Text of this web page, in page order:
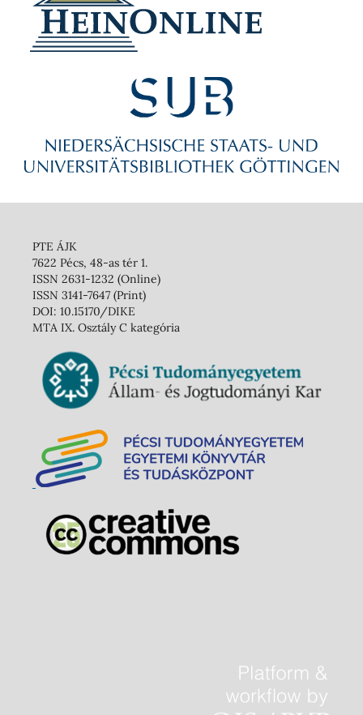
PTE ÁJK
7622 Pécs, 48-as tér 1.
ISSN 2631-1232 (Online)
ISSN 3141-7647 (Print)
DOI: 10.15170/DIKE
MTA IX. Osztály C kategória